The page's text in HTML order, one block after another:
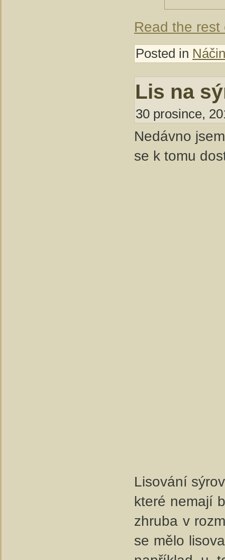
Read the
Posted in
Lis na
30 prosince,
Nedávno
se k tomu
Lisování
které nemají
zhruba v
se mělo